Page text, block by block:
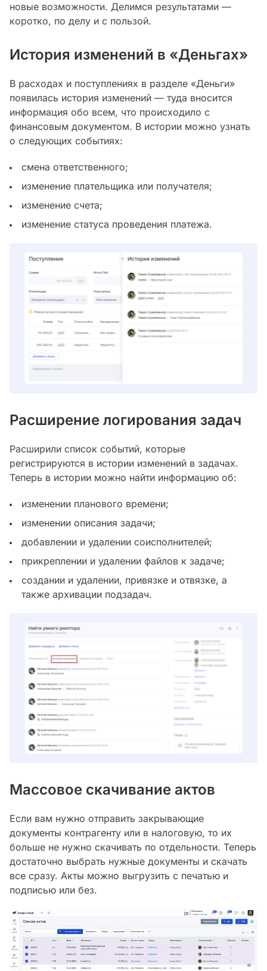
новые возможности. Делимся результатами —
коротко, по делу и с пользой.
История изменений в «Деньгах»
В расходах и поступлениях в разделе «Деньги»
появилась история изменений — туда вносится
информация обо всем, что происходило с
финансовым документом. В истории можно узнать
о следующих событиях:
смена ответственного;
изменение плательщика или получателя;
изменение счета;
изменение статуса проведения платежа.
Расширение логирования задач
Расширили список событий, которые
регистрируются в истории изменений в задачах.
Теперь в истории можно найти информацию об:
изменении планового времени;
изменении описания задачи;
добавлении и удалении соисполнителей;
прикреплении и удалении файлов к задаче;
создании и удалении, привязке и отвязке, а
также архивации подзадач.
Массовое скачивание актов
Если вам нужно отправить закрывающие
документы контрагенту или в налоговую, то их
больше не нужно скачивать по отдельности. Теперь
достаточно выбрать нужные документы и скачать
все сразу. Акты можно выгрузить с печатью и
подписью или без.